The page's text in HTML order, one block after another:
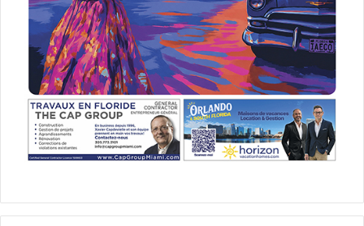
nouveau opéré une campagne de mensonge en affirmant
que ce règlement est une action de «Trump pour cibler
les Snowbirds». Il n’en est rien. La Maison Blanche a juste
demandé de faire appliquer cette loi de 1952. Les
Canadiens n’ont aucun problème spécifique avec
l’immigration et tout se passera bien aux USA pour tous
les Canadiens qui viennent faire du tourisme ou des
affaires. Penser le contraire est de l’ordre de l’irrationnel